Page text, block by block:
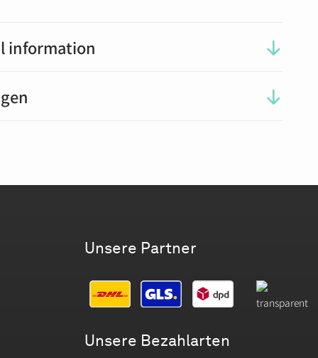
information
Unsere Partner
Unsere Bezahlarten